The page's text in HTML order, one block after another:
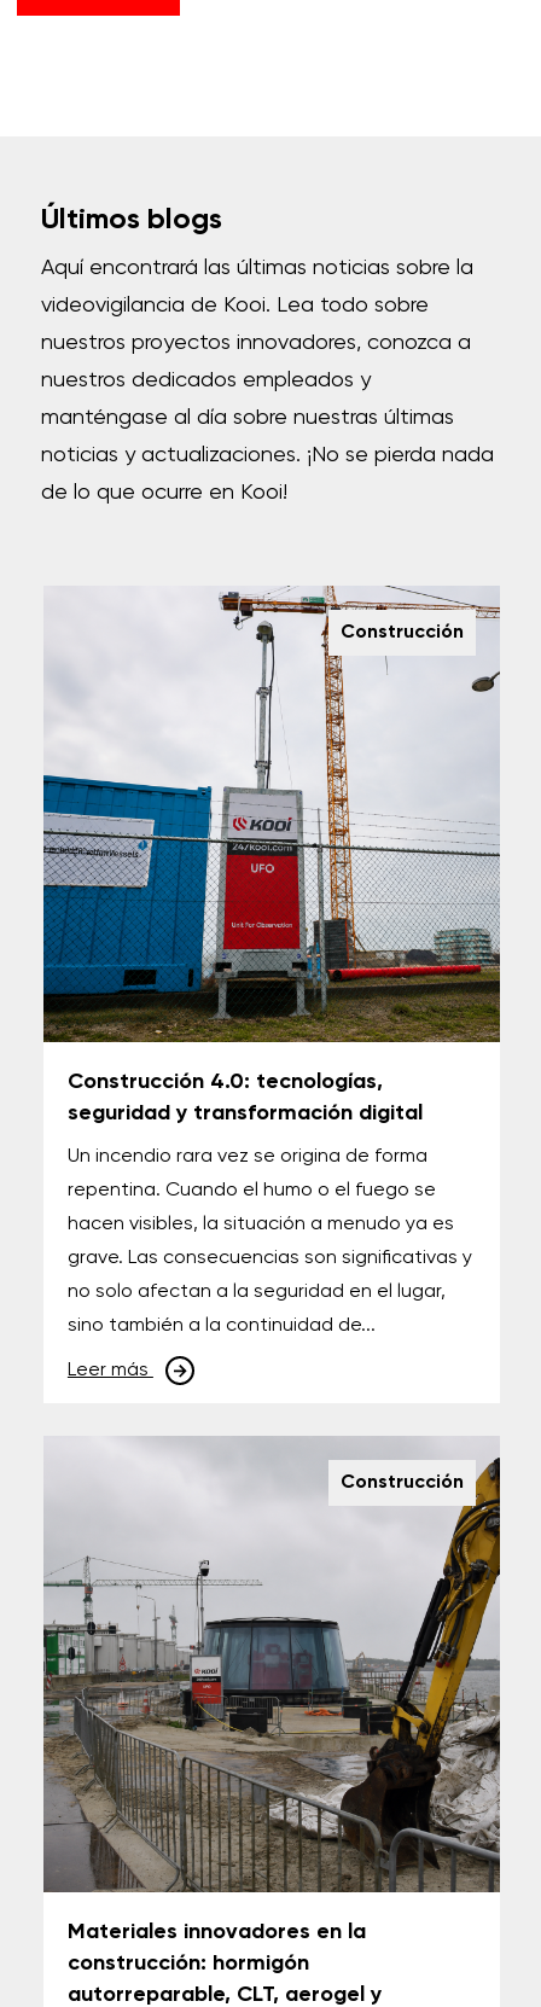
Últimos blogs
Aquí encontrará las últimas noticias sobre la
videovigilancia de Kooi. Lea todo sobre
nuestros proyectos innovadores, conozca a
nuestros dedicados empleados y
manténgase al día sobre nuestras últimas
noticias y actualizaciones. ¡No se pierda nada
de lo que ocurre en Kooi!
Construcción
Construcción 4.0: tecnologías,
seguridad y transformación digital
Un incendio rara vez se origina de forma
repentina. Cuando el humo o el fuego se
hacen visibles, la situación a menudo ya es
grave. Las consecuencias son significativas y
no solo afectan a la seguridad en el lugar,
sino también a la continuidad de...
Leer más
Construcción
Materiales innovadores en la
construcción: hormigón
autorreparable, CLT, aerogel y